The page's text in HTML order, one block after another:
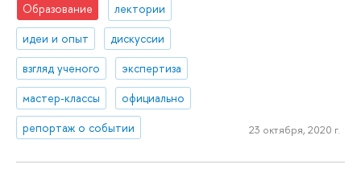
Образование
лектории
идеи и опыт
дискуссии
взгляд ученого
экспертиза
мастер-классы
официально
репортаж о событии
23 октября, 2020 г.